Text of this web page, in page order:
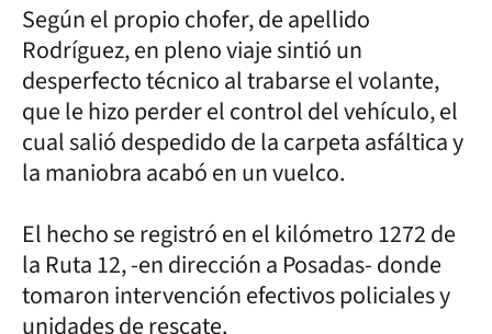
Según el propio chofer, de apellido
Rodríguez, en pleno viaje sintió un
desperfecto técnico al trabarse el volante,
que le hizo perder el control del vehículo, el
cual salió despedido de la carpeta asfáltica y
la maniobra acabó en un vuelco.
El hecho se registró en el kilómetro 1272 de
la Ruta 12, -en dirección a Posadas- donde
tomaron intervención efectivos policiales y
unidades de rescate.